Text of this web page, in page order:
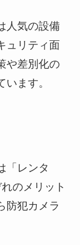
人気の設備
ュリティ面
や差別化の
ます。
「レンタ
のメリット
防犯カメラ